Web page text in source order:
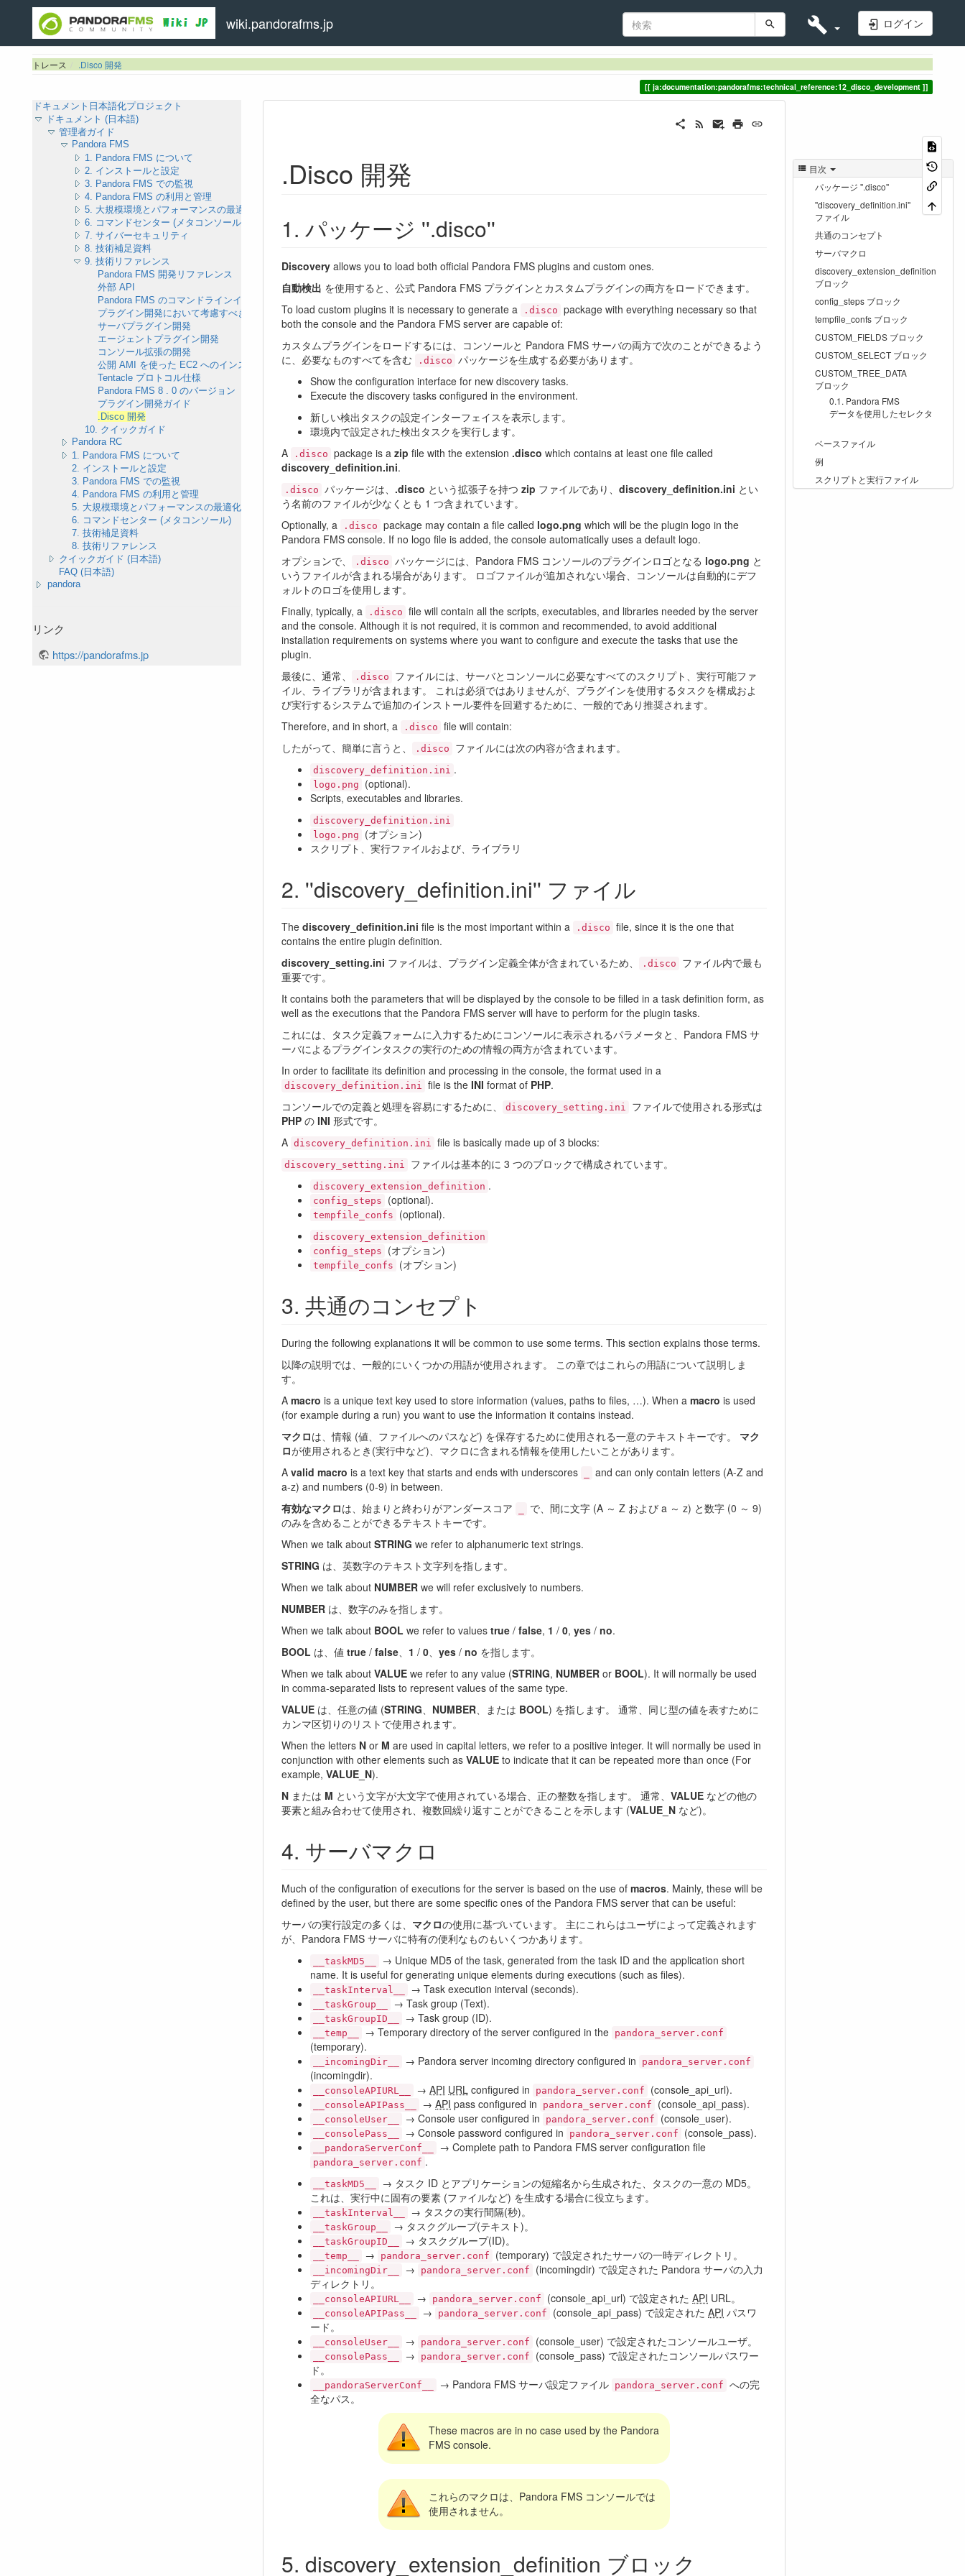
wiki.pandorafms.jp ログイン
トレース .Disco 開発
ja:documentation:pandorafms:technical_reference:12_disco_development
ドキュメント日本語化プロジェクト
ドキュメント (日本語)
管理者ガイド
Pandora FMS
1. Pandora FMS について
2. インストールと設定
3. Pandora FMS での監視
4. Pandora FMS の利用と管理
5. 大規模環境とパフォーマンスの最適化
6. コマンドセンター (メタコンソール)
7. サイバーセキュリティ
8. 技術補足資料
9. 技術リファレンス
Pandora FMS 開発リファレンス
外部 API
Pandora FMS のコマンドラインインタフェース (CLI)
プラグイン開発において考慮すべき点
サーバプラグイン開発
エージェントプラグイン開発
コンソール拡張の開発
公開 AMI を使った EC2 へのインストール
Tentacle プロトコル仕様
Pandora FMS 8 . 0 のバージョン
プラグイン開発ガイド
.Disco 開発
10. クイックガイド
Pandora RC
1. Pandora FMS について
2. インストールと設定
3. Pandora FMS での監視
4. Pandora FMS の利用と管理
5. 大規模環境とパフォーマンスの最適化
6. コマンドセンター (メタコンソール)
7. 技術補足資料
8. 技術リファレンス
クイックガイド (日本語)
FAQ (日本語)
pandora
リンク
https://pandorafms.jp
目次
パッケージ ''.disco''
''discovery_definition.ini''
ファイル
共通のコンセプト
サーバマクロ
discovery_extension_definition
ブロック
config_steps ブロック
tempfile_confs ブロック
CUSTOM_FIELDS ブロック
CUSTOM_SELECT ブロック
CUSTOM_TREE_DATA
ブロック
Pandora FMS
データを使用したセレクタ
ベースファイル
例
スクリプトと実行ファイル
.Disco 開発
パッケージ ''.disco''
Discovery allows you to load both official Pandora FMS plugins and custom ones.
自動検出 を使用すると、公式 Pandora FMS プラグインとカスタムプラグインの両方をロードできます。
To load custom plugins it is necessary to generate a
.disco package with everything necessary so that
both the console and the Pandora FMS server are capable of:
カスタムプラグインをロードするには、コンソールと Pandora FMS サーバの両方で次のことができるよう
に、必要なものすべてを含む
.disco パッケージを生成する必要があります。
Show the configuration interface for new discovery tasks.
Execute the discovery tasks configured in the environment.
新しい検出タスクの設定インターフェイスを表示します。
環境内で設定された検出タスクを実行します。
A
.disco package is a zip file with the extension .disco which contains at least one file called
discovery_definition.ini.
.disco パッケージは、 .disco という拡張子を持つ zip ファイルであり、 discovery_definition.ini とい
う名前のファイルが少なくとも 1 つ含まれています。
Optionally, a
.disco package may contain a file called logo.png which will be the plugin logo in the
Pandora FMS console. If no logo file is added, the console automatically uses a default logo.
オプションで、
.disco パッケージには、Pandora FMS コンソールのプラグインロゴとなる logo.png と
いうファイルが含まれる場合があります。 ロゴファイルが追加されない場合、コンソールは自動的にデフ
ォルトのロゴを使用します。
Finally, typically, a
.disco file will contain all the scripts, executables, and libraries needed by the server
and the console. Although it is not required, it is common and recommended, to avoid additional
installation requirements on systems where you want to configure and execute the tasks that use the
plugin.
最後に、通常、
.disco
ファイルには、サーバとコンソールに必要なすべてのスクリプト、実行可能ファ
イル、ライブラリが含まれます。 これは必須ではありませんが、プラグインを使用するタスクを構成およ
び実行するシステムで追加のインストール要件を回避するために、一般的であり推奨されます。
Therefore, and in short, a
.disco file will contain:
したがって、簡単に言うと、
.disco ファイルには次の内容が含まれます。
discovery_definition.ini .
logo.png
(optional).
Scripts, executables and libraries.
discovery_definition.ini
logo.png
(オプション)
スクリプト、実行ファイルおよび、ライブラリ
''discovery_definition.ini'' ファイル
The discovery_definition.ini file is the most important within a .disco file, since it is the one that
contains the entire plugin definition.
discovery_setting.ini ファイルは、プラグイン定義全体が含まれているため、 .disco
ファイル内で最も
重要です。
It contains both the parameters that will be displayed by the console to be filled in a task definition form, as
well as the executions that the Pandora FMS server will have to perform for the plugin tasks.
これには、タスク定義フォームに入力するためにコンソールに表示されるパラメータと、Pandora FMS サ
ーバによるプラグインタスクの実行のための情報の両方が含まれています。
In order to facilitate its definition and processing in the console, the format used in a
discovery_definition.ini file is the INI format of PHP.
コンソールでの定義と処理を容易にするために、
discovery_setting.ini
ファイルで使用される形式は
PHP の INI 形式です。
A discovery_definition.ini file is basically made up of 3 blocks:
discovery_setting.ini ファイルは基本的に 3 つのブロックで構成されています。
discovery_extension_definition .
config_steps (optional).
tempfile_confs (optional).
discovery_extension_definition
config_steps
(オプション)
tempfile_confs (オプション)
共通のコンセプト
During the following explanations it will be common to use some terms. This section explains those terms.
以降の説明では、一般的にいくつかの用語が使用されます。 この章ではこれらの用語について説明しま
す。
A macro is a unique text key used to store information (values, paths to files, …). When a macro is used
(for example during a run) you want to use the information it contains instead.
マクロは、情報 (値、ファイルへのパスなど) を保存するために使用される一意のテキストキーです。 マク
ロが使用されるとき(実行中など)、マクロに含まれる情報を使用したいことがあります。
A valid macro is a text key that starts and ends with underscores
and can only contain letters (A-Z and
a-z) and numbers (0-9) in between.
有効なマクロは、始まりと終わりがアンダースコア
で、間に文字 (A ～ Z および a ～ z) と数字 (0 ～ 9)
のみを含めることができるテキストキーです。
When we talk about STRING we refer to alphanumeric text strings.
STRING は、英数字のテキスト文字列を指します。
When we talk about NUMBER we will refer exclusively to numbers.
NUMBER は、数字のみを指します。
When we talk about BOOL we refer to values true / false, 1 / 0, yes / no.
BOOL は、値 true / false 1 / 0 yes / no を指します。
When we talk about VALUE we refer to any value (STRING, NUMBER or BOOL). It will normally be used
in comma-separated lists to represent values of the same type.
VALUE は、任意の値 (STRING NUMBER 、または BOOL) を指します。 通常、同じ型の値を表すために
カンマ区切りのリストで使用されます。
When the letters N or M are used in capital letters, we refer to a positive integer. It will normally be used in
conjunction with other elements such as VALUE to indicate that it can be repeated more than once (For
example, VALUE_N).
N または M という文字が大文字で使用されている場合、正の整数を指します。 通常、 VALUE などの他の
要素と組み合わせて使用され、複数回繰り返すことができることを示します (VALUE_N など)。
サーバマクロ
Much of the configuration of executions for the server is based on the use of macros. Mainly, these will be
defined by the user, but there are some specific ones of the Pandora FMS server that can be useful:
サーバの実行設定の多くは、 マクロの使用に基づいています。 主にこれらはユーザによって定義されます
が、Pandora FMS サーバに特有の便利なものもいくつかあります。
__taskMD5__
→ Unique MD5 of the task, generated from the task ID and the application short
name. It is useful for generating unique elements during executions (such as files).
__taskInterval__ → Task execution interval (seconds).
__taskGroup__ → Task group (Text).
__taskGroupID__ → Task group (ID).
__temp__ → Temporary directory of the server configured in the pandora_server.conf
(temporary).
__incomingDir__ → Pandora server incoming directory configured in pandora_server.conf
(incomingdir).
__consoleAPIURL__ → API URL configured in pandora_server.conf (console_api_url).
__consoleAPIPass__ → API pass configured in pandora_server.conf (console_api_pass).
__consoleUser__ → Console user configured in pandora_server.conf (console_user).
__consolePass__ → Console password configured in pandora_server.conf (console_pass).
__pandoraServerConf__ → Complete path to Pandora FMS server configuration file
pandora_server.conf .
__taskMD5__
→ タスク ID とアプリケーションの短縮名から生成された、タスクの一意の MD5。
これは、実行中に固有の要素 (ファイルなど) を生成する場合に役立ちます。
__taskInterval__ → タスクの実行間隔(秒)。
__taskGroup__ → タスクグループ(テキスト)。
__taskGroupID__ → タスクグループ(ID)。
__temp__ → pandora_server.conf (temporary) で設定されたサーバの一時ディレクトリ。
__incomingDir__ → pandora_server.conf
(incomingdir) で設定された Pandora サーバの入力
ディレクトリ。
__consoleAPIURL__ → pandora_server.conf (console_api_url) で設定された API URL。
__consoleAPIPass__ → pandora_server.conf (console_api_pass) で設定された API パスワ
ード。
__consoleUser__ → pandora_server.conf (console_user) で設定されたコンソールユーザ。
__consolePass__ → pandora_server.conf
(console_pass) で設定されたコンソールパスワー
ド。
__pandoraServerConf__ → Pandora FMS サーバ設定ファイル pandora_server.conf への完
全なパス。
These macros are in no case used by the Pandora
FMS console.
これらのマクロは、Pandora FMS コンソールでは
使用されません。
discovery_extension_definition ブロック